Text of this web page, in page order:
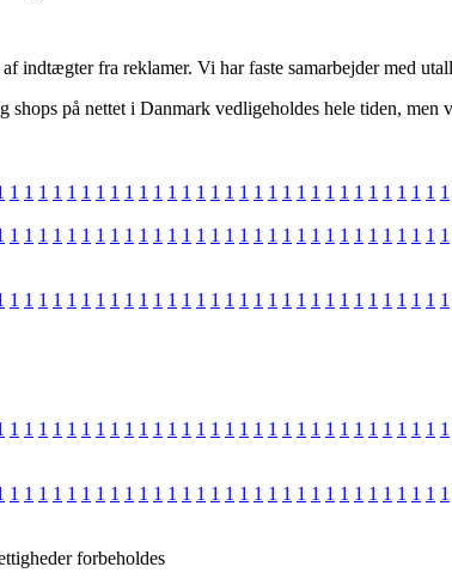
indtægter fra reklamer. Vi har faste samarbejder med
på nettet i Danmark vedligeholdes hele tiden,
1 1 1 1 1 1 1 1 1 1 1 1 1 1 1 1 1 1 1 1 1 1 1 1 1 1 1 1 1 1 1
1 1 1 1 1 1 1 1 1 1 1 1 1 1 1 1 1 1 1 1 1 1 1 1 1 1 1 1 1 1 1
1 1 1 1 1 1 1 1 1 1 1 1 1 1 1 1 1 1 1 1 1 1 1 1 1 1 1 1 1 1 1
1 1 1 1 1 1 1 1 1 1 1 1 1 1 1 1 1 1 1 1 1 1 1 1 1 1 1 1 1 1 1
1 1 1 1 1 1 1 1 1 1 1 1 1 1 1 1 1 1 1 1 1 1 1 1 1 1 1 1 1 1 1
forbeholdes